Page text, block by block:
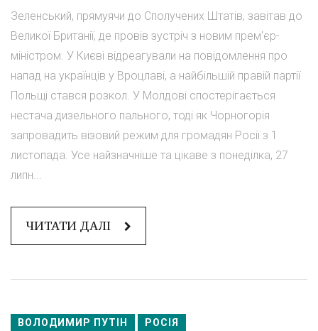
Зеленський, прямуячи до Сполучених Штатів, завітав до
Великої Британії, де провів зустріч з новим прем'єр-
міністром. У Києві відреагували на повідомлення про
напад на українців у Вроцлаві, а найбільшій правій партії
Польщі стався розкол. У Молдові спостерігається
нестача дизельного пального, тоді як Чорногорія
запровадить візовий режим для громадян Росії з 1
листопада. Усе найзначніше та цікаве з понеділка, 27
липн...
ЧИТАТИ ДАЛІ
ВОЛОДИМИР ПУТІН РОСІЯ